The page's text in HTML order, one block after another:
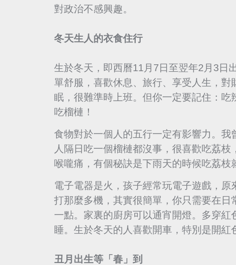
對政治不感興趣。
冬天生人的衣食住行
生於冬天，即西曆11月7日至翌年2月3日
單舒服，喜歡休息、旅行、享受人生，
眠，很難準時上班。但你一定要記住：
吃榴槤！
食物對於一個人的五行一定有影響力。
人隔日吃一個榴槤都沒事，很喜歡吃荔
喉嚨痛，有個秘訣是下雨天的時候吃荔枝
電子電器是火，孩子經常玩電子遊戲，
打那麼多機，其實很簡單，你只需要在
一點。家裏的廚房可以通宵開燈。多穿
睡。生於冬天的人喜歡開車，特別是開紅
丑月出生等「春」到